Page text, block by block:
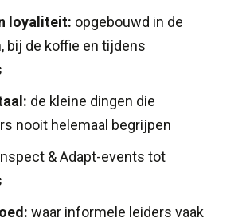
loyaliteit: opgebouwd in de
bij de koffie en tijdens
de kleine dingen die
nooit helemaal begrijpen
& Adapt-events tot
waar informele leiders vaak